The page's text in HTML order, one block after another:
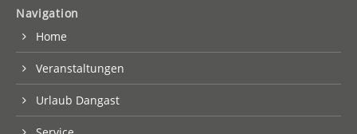
Navigation
Home
Veranstaltungen
Urlaub Dangast